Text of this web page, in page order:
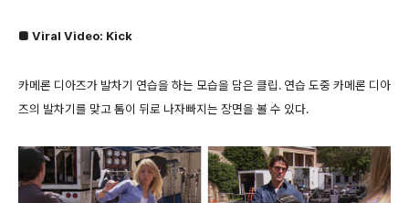
■ Viral Video: Kick
카메론 디아즈가 발차기 연습을 하는 모습을 담은 클립. 연습 도중 카메론 디아
즈의 발차기를 맞고 톰이 뒤로 나자빠지는 장면을 볼 수 있다.